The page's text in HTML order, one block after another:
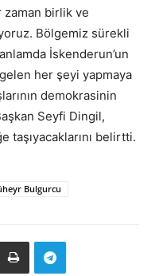
zaman birlik ve
Bölgemiz sürekli
İskenderun’un
her şeyi yapmaya
demokrasinin
Seyfi Dingil,
taşıyacaklarını belirtti.
Bulgurcu